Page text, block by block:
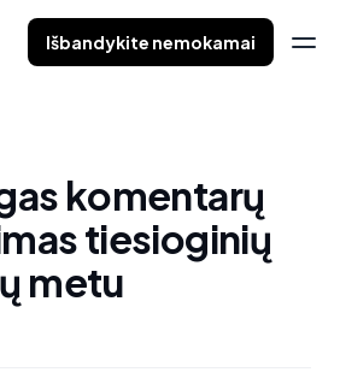
Išbandykite nemokamai
komentarų
tiesioginių
metu